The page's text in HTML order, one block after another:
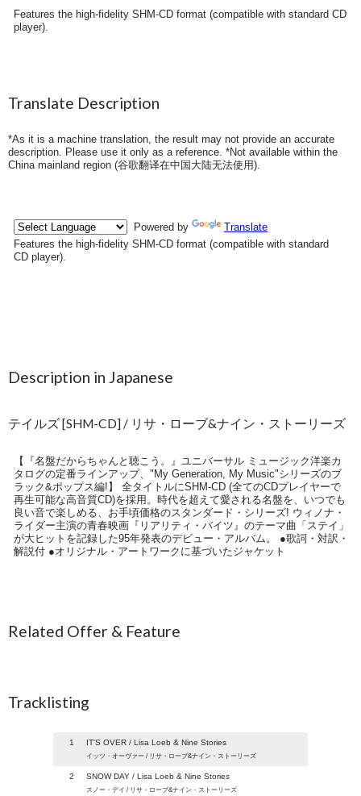
Features the high-fidelity SHM-CD format (compatible with standard CD
player).
Translate Description
*As it is a machine translation, the result may not provide an accurate
description. Please use it only as a reference. *Not available within the
China mainland region (谷歌翻译在中国大陆无法使用).
Description in Japanese
テイルズ [SHM-CD] / リサ・ローブ&ナイン・ストーリーズ
【『名盤だからちゃんと聴こう。』ユニバーサル ミュージック洋楽カ
タログの定番ラインアップ、"My Generation, My Music"シリーズのブ
ラック&ポップス編!】 全タイトルにSHM-CD (全てのCDプレイヤーで
再生可能な高音質CD)を採用。時代を超えて愛される名盤を、いつでも
良い音で楽しめる、お手頃価格のスタンダード・シリーズ! ウィノナ・
ライダー主演の青春映画『リアリティ・バイツ』のテーマ曲「ステイ」
が大ヒットを記録した95年発表のデビュー・アルバム。 ●歌詞・対訳・
解説付 ●オリジナル・アートワークに基づいたジャケット
Related Offer & Feature
Tracklisting
1 IT'S OVER / Lisa Loeb & Nine Stories
イッツ・オーヴァー / リサ・ローブ&ナイン・ストーリーズ
2 SNOW DAY / Lisa Loeb & Nine Stories
スノー・デイ / リサ・ローブ&ナイン・ストーリーズ